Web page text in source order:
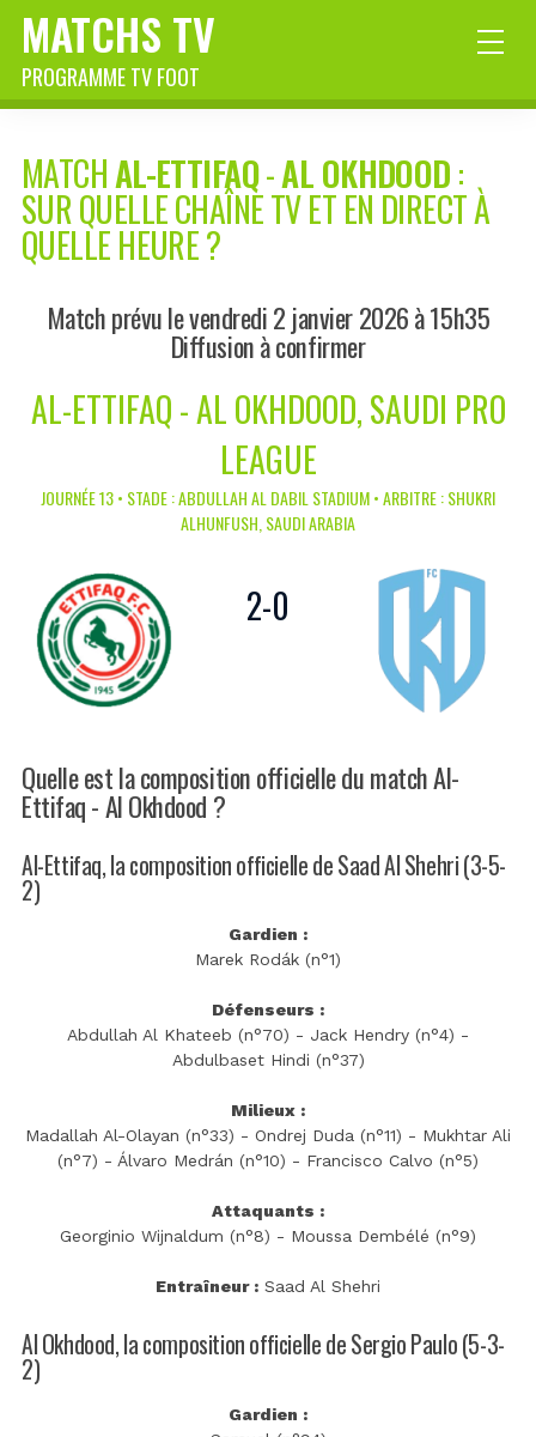
MATCHS TV
PROGRAMME TV FOOT
MATCHAL-ETTIFAQ-AL OKHDOOD:
SUR QUELLE CHAÎNE TV ET EN DIRECT À
QUELLE HEURE ?
Match prévu le vendredi 2 janvier 2026 à 15h35
Diffusion à confirmer
AL-ETTIFAQ - AL OKHDOOD, SAUDI PRO
LEAGUE
JOURNÉE 13 • STADE : ABDULLAH AL DABIL STADIUM • ARBITRE : SHUKRI
ALHUNFUSH, SAUDI ARABIA
2-0
Quelle est la composition officielle du match Al-
Ettifaq - Al Okhdood ?
Al-Ettifaq, la composition officielle de Saad Al Shehri (3-5-
2)
Gardien :
Marek Rodák (n°1)
Défenseurs :
Abdullah Al Khateeb (n°70) - Jack Hendry (n°4) -
Abdulbaset Hindi (n°37)
Milieux :
Madallah Al-Olayan (n°33) - Ondrej Duda (n°11) - Mukhtar Ali
(n°7) - Álvaro Medrán (n°10) - Francisco Calvo (n°5)
Attaquants :
Georginio Wijnaldum (n°8) - Moussa Dembélé (n°9)
Entraîneur : Saad Al Shehri
Al Okhdood, la composition officielle de Sergio Paulo (5-3-
2)
Gardien :